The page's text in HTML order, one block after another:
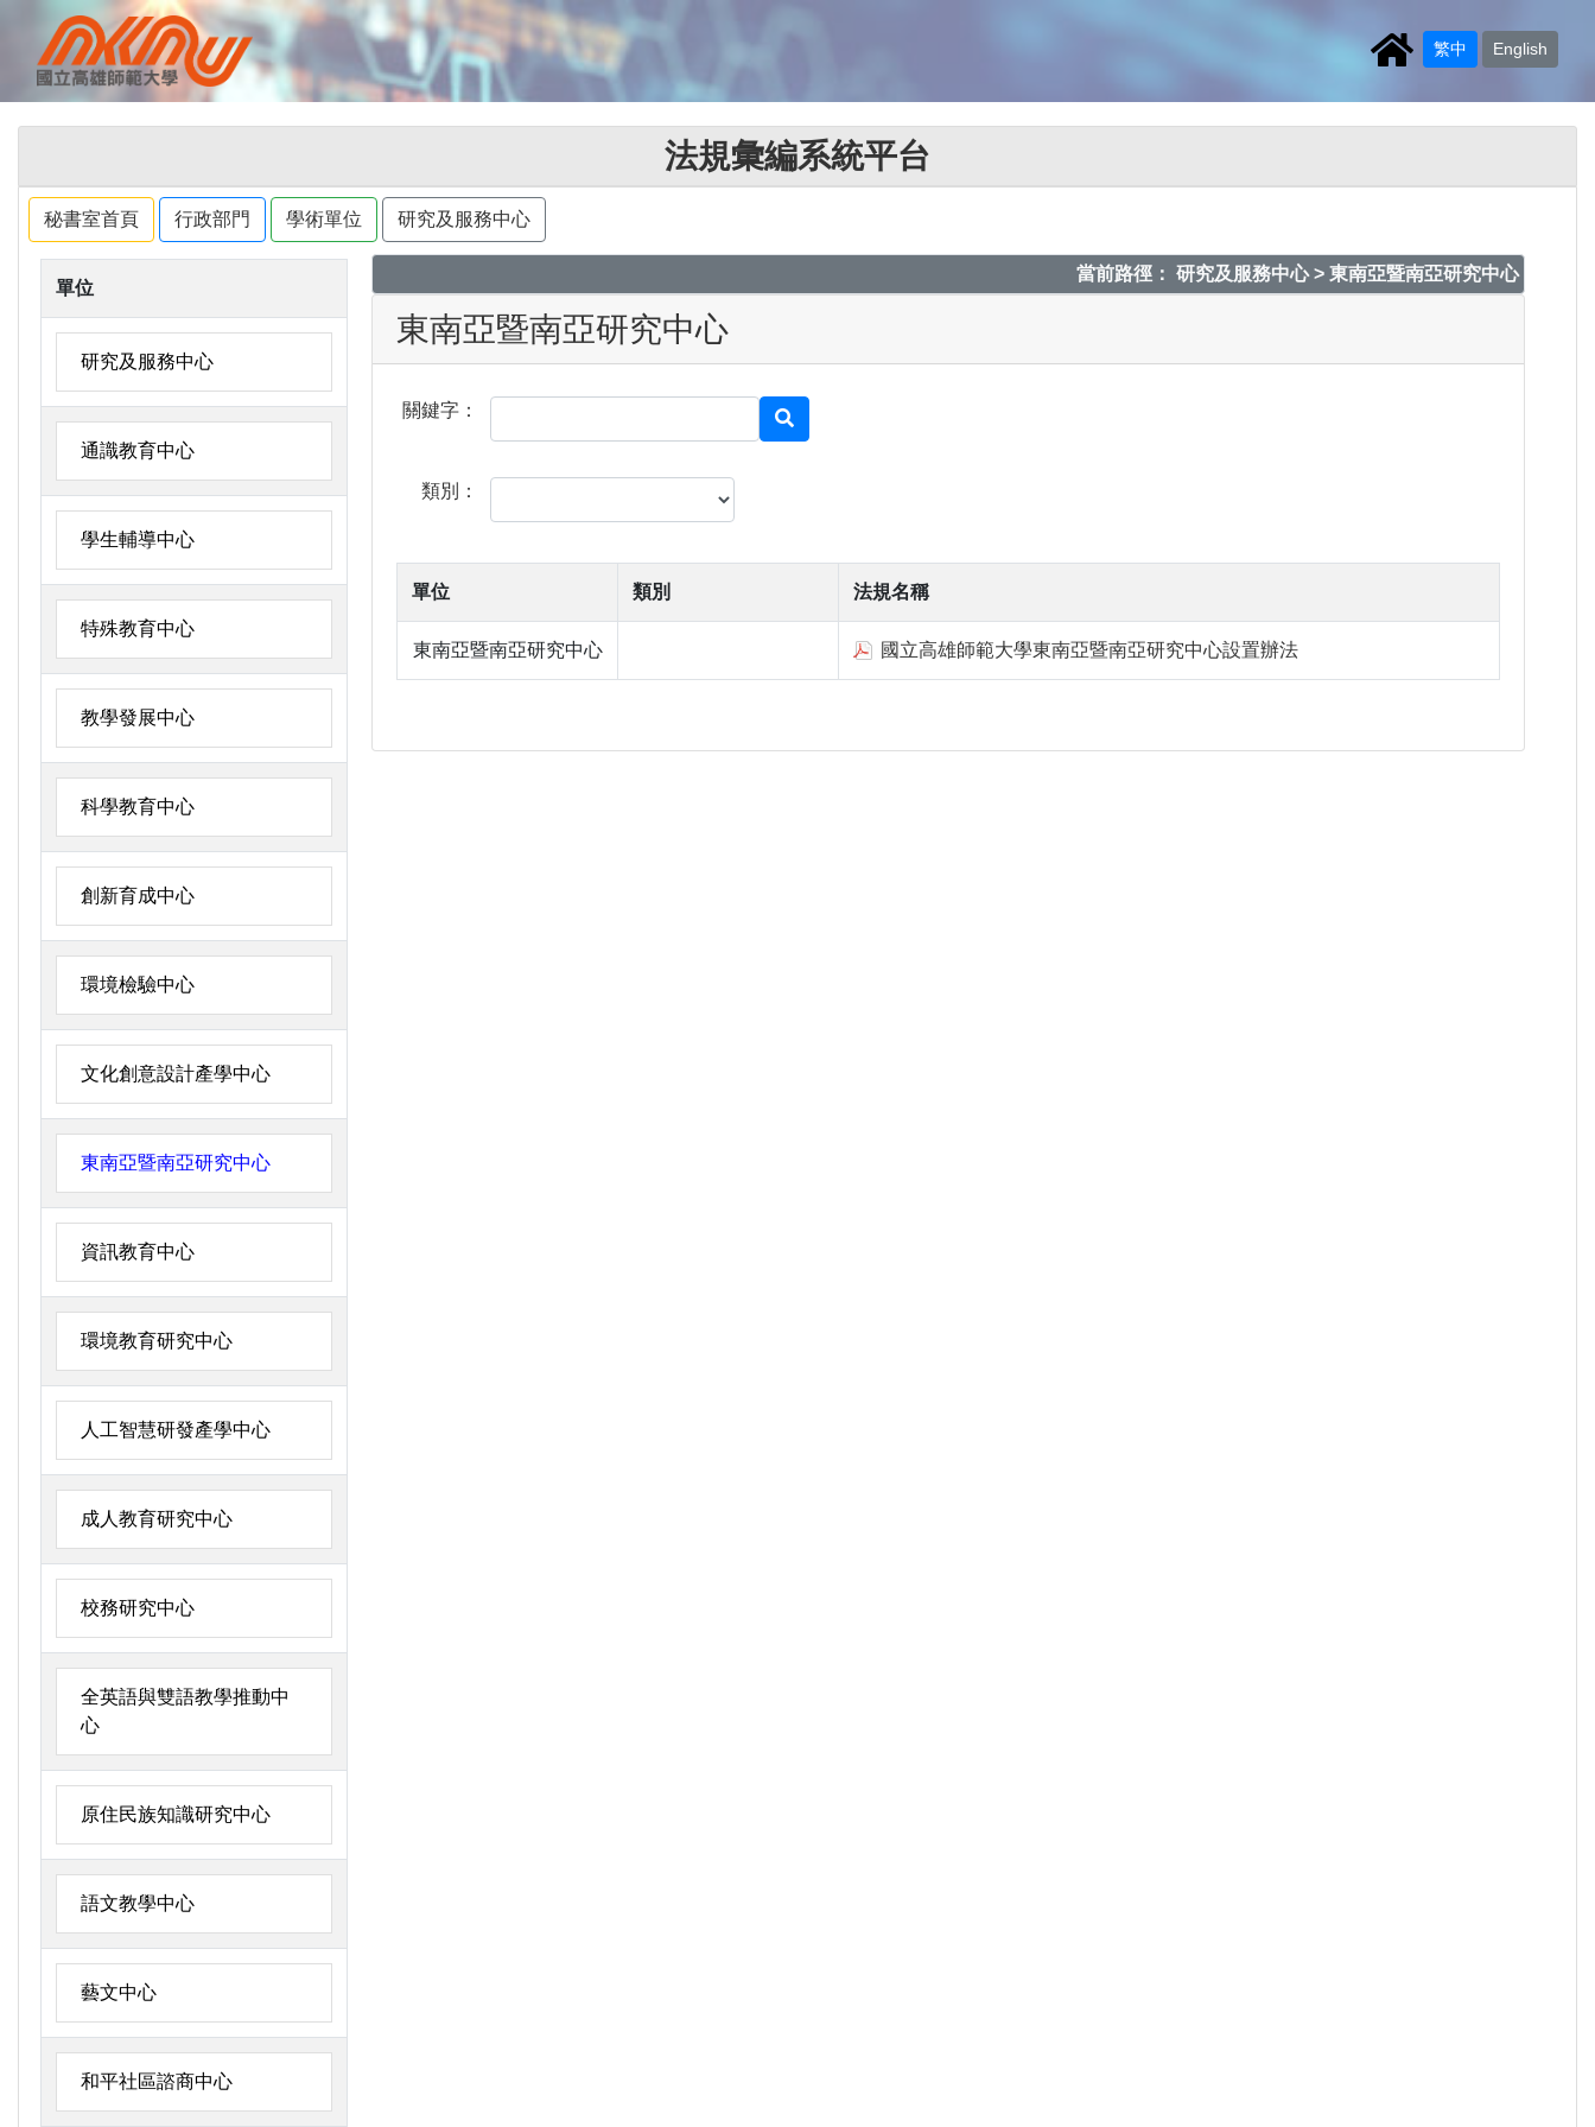
繁中 English
法規彙編系統平台
秘書室首頁 行政部門 學術單位 研究及服務中心
單位
研究及服務中心
通識教育中心
學生輔導中心
特殊教育中心
教學發展中心
科學教育中心
創新育成中心
環境檢驗中心
文化創意設計產學中心
東南亞暨南亞研究中心
資訊教育中心
環境教育研究中心
人工智慧研發產學中心
成人教育研究中心
校務研究中心
全英語與雙語教學推動中
心
原住民族知識研究中心
語文教學中心
藝文中心
和平社區諮商中心
當前路徑： 研究及服務中心 > 東南亞暨南亞研究中心
東南亞暨南亞研究中心
關鍵字：
類別：
單位 類別 法規名稱
東南亞暨南亞研究中心 國立高雄師範大學東南亞暨南亞研究中心設置辦法